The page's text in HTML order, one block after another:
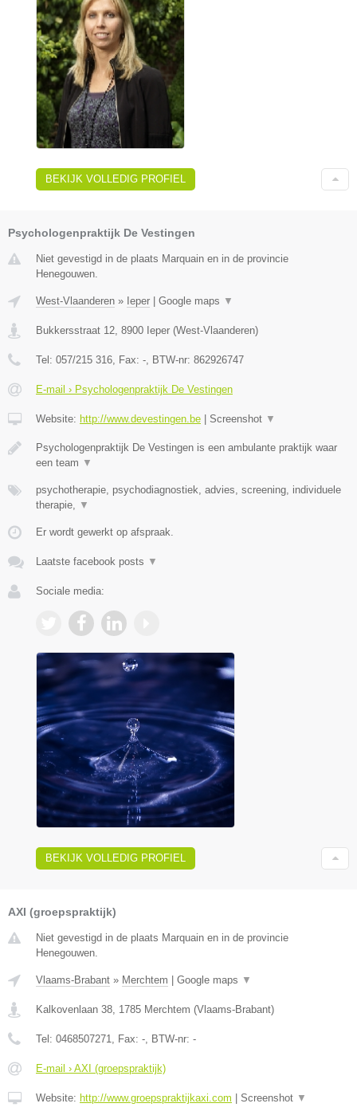
BEKIJK VOLLEDIG PROFIEL
Psychologenpraktijk De Vestingen
Niet gevestigd in de plaats Marquain en in de provincie
Henegouwen.
West-Vlaanderen » Ieper | Google maps ▼
Bukkersstraat 12 8900 Ieper (West-Vlaanderen)
Tel: 057/215 316 , Fax: - , BTW-nr: 862926747
E-mail › Psychologenpraktijk De Vestingen
Website: http://www.devestingen.be | Screenshot ▼
Psychologenpraktijk De Vestingen is een ambulante praktijk waar
een team ▼
psychotherapie, psychodiagnostiek, advies, screening, individuele
therapie,
▼
Er wordt gewerkt op afspraak.
Laatste facebook posts ▼
Sociale media:
BEKIJK VOLLEDIG PROFIEL
AXI (groepspraktijk)
Niet gevestigd in de plaats Marquain en in de provincie
Henegouwen.
Vlaams-Brabant » Merchtem Google maps ▼
Kalkovenlaan 38 1785 Merchtem (Vlaams-Brabant)
Tel: 0468507271 , Fax: - , BTW-nr: -
E-mail › AXI (groepspraktijk)
Website: http://www.groepspraktijkaxi.com Screenshot ▼